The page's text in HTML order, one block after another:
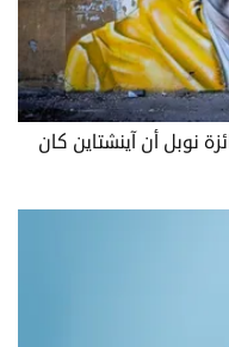
نوبل أن آينشتاين كان